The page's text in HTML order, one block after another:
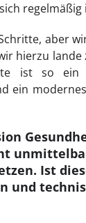
aber
hierzu
ist so
ein
Ist
und